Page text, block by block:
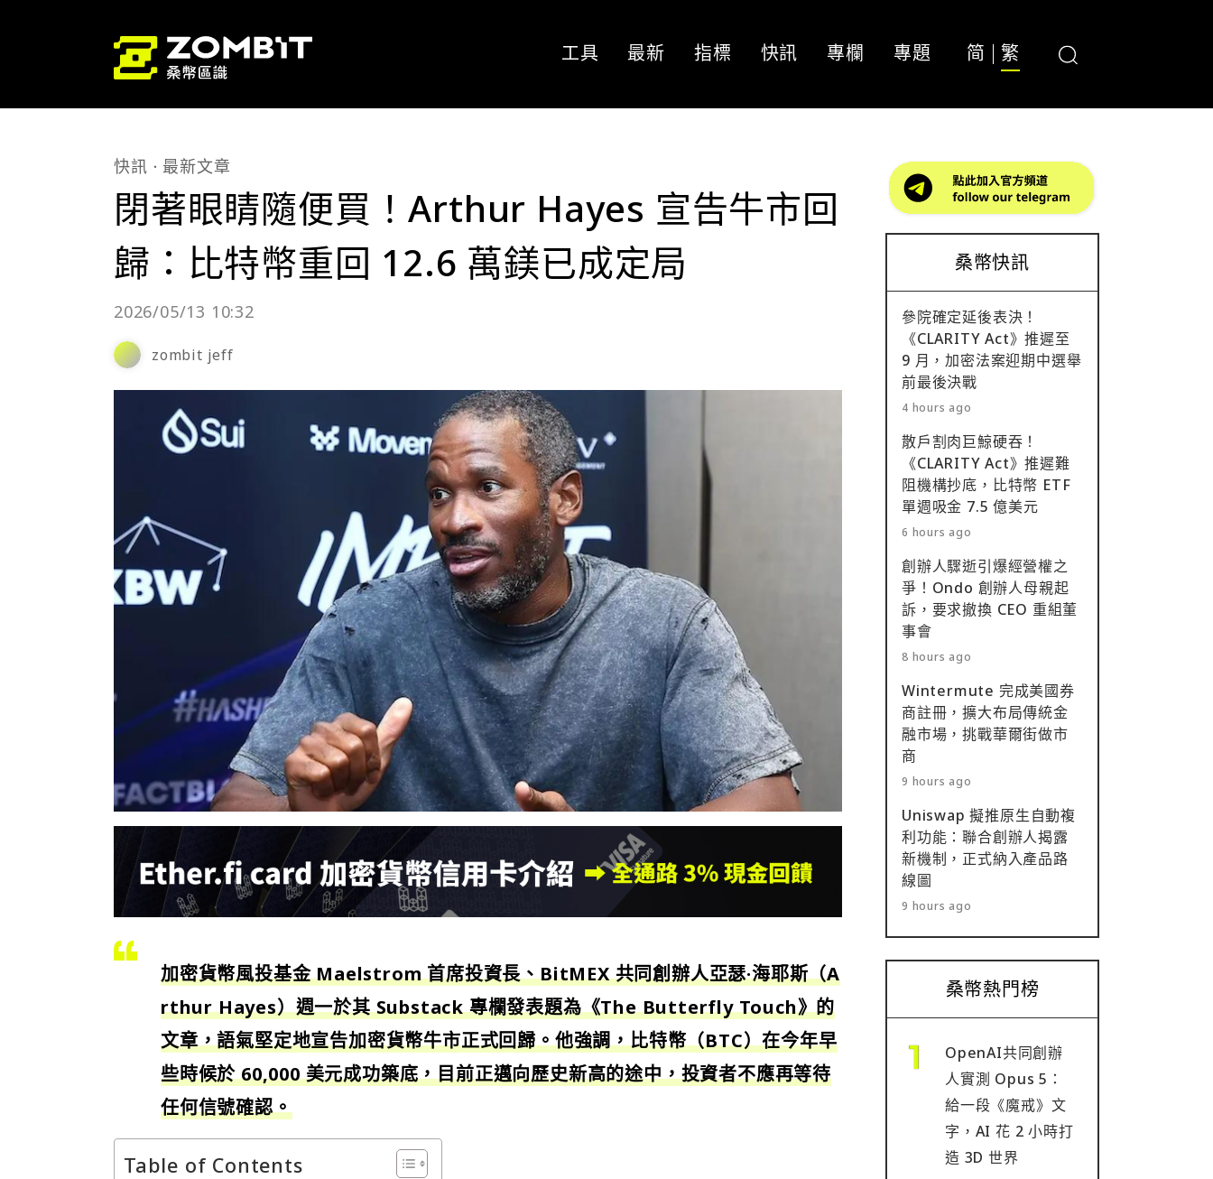
工具 最新 指標 快訊 專欄 專題 简 繁
快訊 最新文章
閉著眼睛隨便買！Arthur Hayes 宣告牛市回
歸：比特幣重回 12.6 萬鎂已成定局
2026/05/13 10:32
zombit jeff
加密貨幣風投基金 Maelstrom 首席投資長、BitMEX 共同創辦人亞瑟·海耶斯（A
rthur Hayes）週一於其 Substack 專欄發表題為《The Butterfly Touch》的
文章，語氣堅定地宣告加密貨幣牛市正式回歸。他強調，比特幣（BTC）在今年早
些時候於 60,000 美元成功築底，目前正邁向歷史新高的途中，投資者不應再等待
任何信號確認。
Table of Contents
桑幣快訊
參院確定延後表決！
《CLARITY Act》推遲至
9 月，加密法案迎期中選舉
前最後決戰
4 hours ago
散戶割肉巨鯨硬吞！
《CLARITY Act》推遲難
阻機構抄底，比特幣 ETF
單週吸金 7.5 億美元
6 hours ago
創辦人驟逝引爆經營權之
爭！Ondo 創辦人母親起
訴，要求撤換 CEO 重組董
事會
8 hours ago
Wintermute 完成美國券
商註冊，擴大布局傳統金
融市場，挑戰華爾街做市
商
9 hours ago
Uniswap 擬推原生自動複
利功能：聯合創辦人揭露
新機制，正式納入產品路
線圖
9 hours ago
桑幣熱門榜
OpenAI共同創辦
人實測 Opus 5：
給一段《魔戒》文
字，AI 花 2 小時打
造 3D 世界